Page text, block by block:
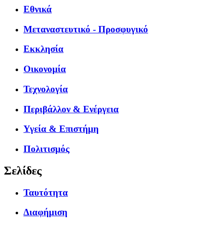
Εθνικά
Μεταναστευτικό - Προσφυγικό
Εκκλησία
Οικονομία
Τεχνολογία
Περιβάλλον & Ενέργεια
Υγεία & Επιστήμη
Πολιτισμός
Σελίδες
Ταυτότητα
Διαφήμιση